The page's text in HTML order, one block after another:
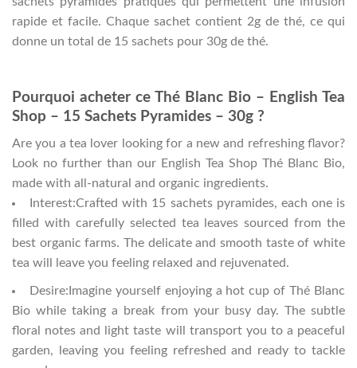
rapide et facile. Chaque sachet contient 2g de thé, ce qui
donne un total de 15 sachets pour 30g de thé.
Pourquoi acheter ce Thé Blanc Bio – English Tea
Shop – 15 Sachets Pyramides – 30g ?
Are you a tea lover looking for a new and refreshing flavor?
Look no further than our English Tea Shop Thé Blanc Bio,
made with all-natural and organic ingredients.
Interest:Crafted with 15 sachets pyramides, each one is
filled with carefully selected tea leaves sourced from the
best organic farms. The delicate and smooth taste of white
tea will leave you feeling relaxed and rejuvenated.
Desire:Imagine yourself enjoying a hot cup of Thé Blanc
Bio while taking a break from your busy day. The subtle
floral notes and light taste will transport you to a peaceful
garden, leaving you feeling refreshed and ready to tackle